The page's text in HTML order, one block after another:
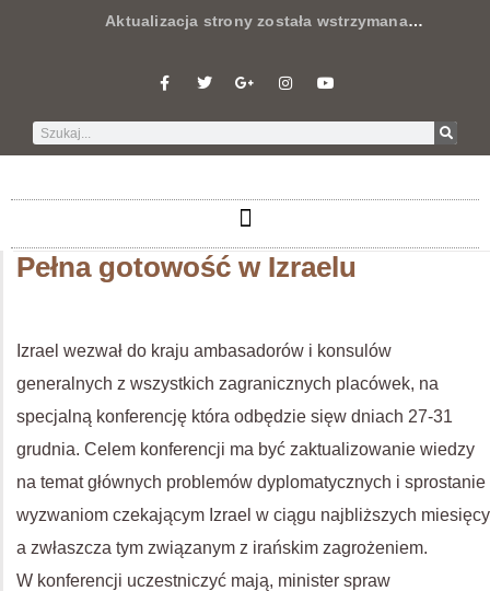
Aktualizacja strony została wstrzymana…
Pełna gotowość w Izraelu
Izrael wezwał do kraju ambasadorów i konsulów
generalnych z wszystkich zagranicznych placówek, na
specjalną konferencję która odbędzie sięw dniach 27-31
grudnia. Celem konferencji ma być zaktualizowanie wiedzy
na temat głównych problemów dyplomatycznych i sprostanie
wyzwaniom czekającym Izrael w ciągu najbliższych miesięcy
a zwłaszcza tym związanym z irańskim zagrożeniem.
W konferencji uczestniczyć mają, minister spraw